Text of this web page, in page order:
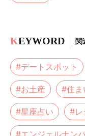
KEYWORD 関
#デートスポット
#お土産 #住ま
#星座占い #レ
#エンジェルナン